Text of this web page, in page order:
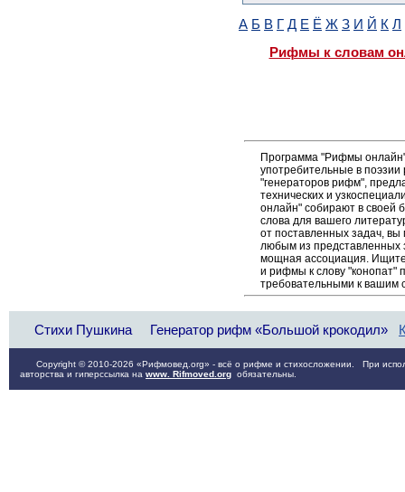
А Б В Г Д Е Ё Ж З И Й К Л
Рифмы к словам
Программа "Рифмы
употребительные в
"генераторов рифм",
технических и
онлайн" собирают в своей
слова для вашего
от поставленных задач,
любым из
мощная ассоциация. Ищите
и рифмы к слову "конопат"
требовательными к вашим
Стихи Пушкина Генератор рифм «Большой крокодил»
Copyright © 2010-2026 «Рифмовед.org» - всё о рифме и стихосложении. При
авторства и гиперссылка на www. Rifmoved.org обязательны.